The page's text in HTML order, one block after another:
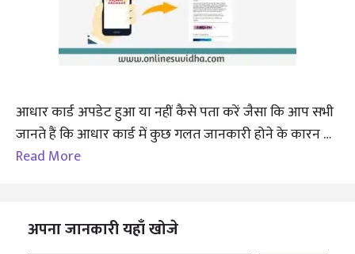
आधार कार्ड अपडेट हुआ या नहीं कैसे पता करें जैसा कि आप सभी
जानते हैं कि आधार कार्ड में कुछ गलत जानकारी होने के कारन …
Read More
अपना जानकारी यहाँ खोजे